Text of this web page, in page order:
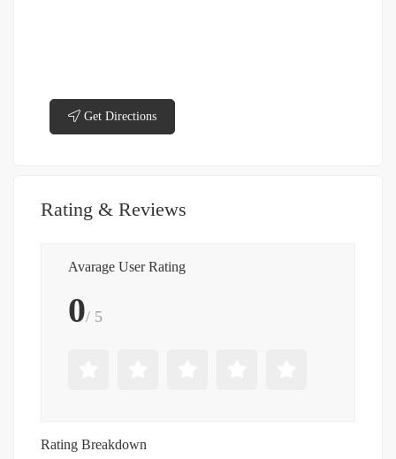
Get Directions
Rating & Reviews
Avarage User Rating
0/ 5
Rating Breakdown